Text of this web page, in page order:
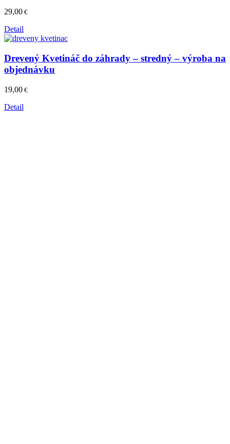
29,00 €
Detail
Drevený Kvetináč do záhrady – stredný – výroba na
objednávku
19,00 €
Detail